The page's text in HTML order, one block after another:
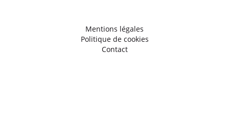
Mentions légales
Politique de cookies
Contact